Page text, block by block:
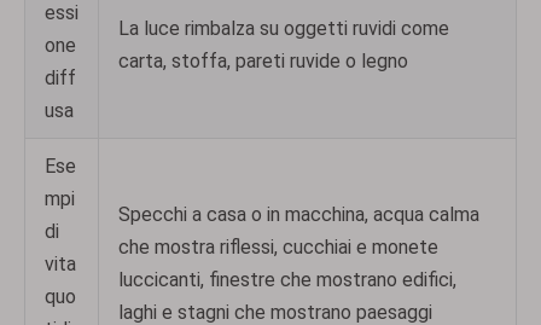
essi
one
diff
usa
La luce rimbalza su oggetti ruvidi come
carta, stoffa, pareti ruvide o legno
Ese
mpi
di
vita
quo
Specchi a casa o in macchina, acqua calma
che mostra riflessi, cucchiai e monete
luccicanti, finestre che mostrano edifici,
laghi e stagni che mostrano paesaggi